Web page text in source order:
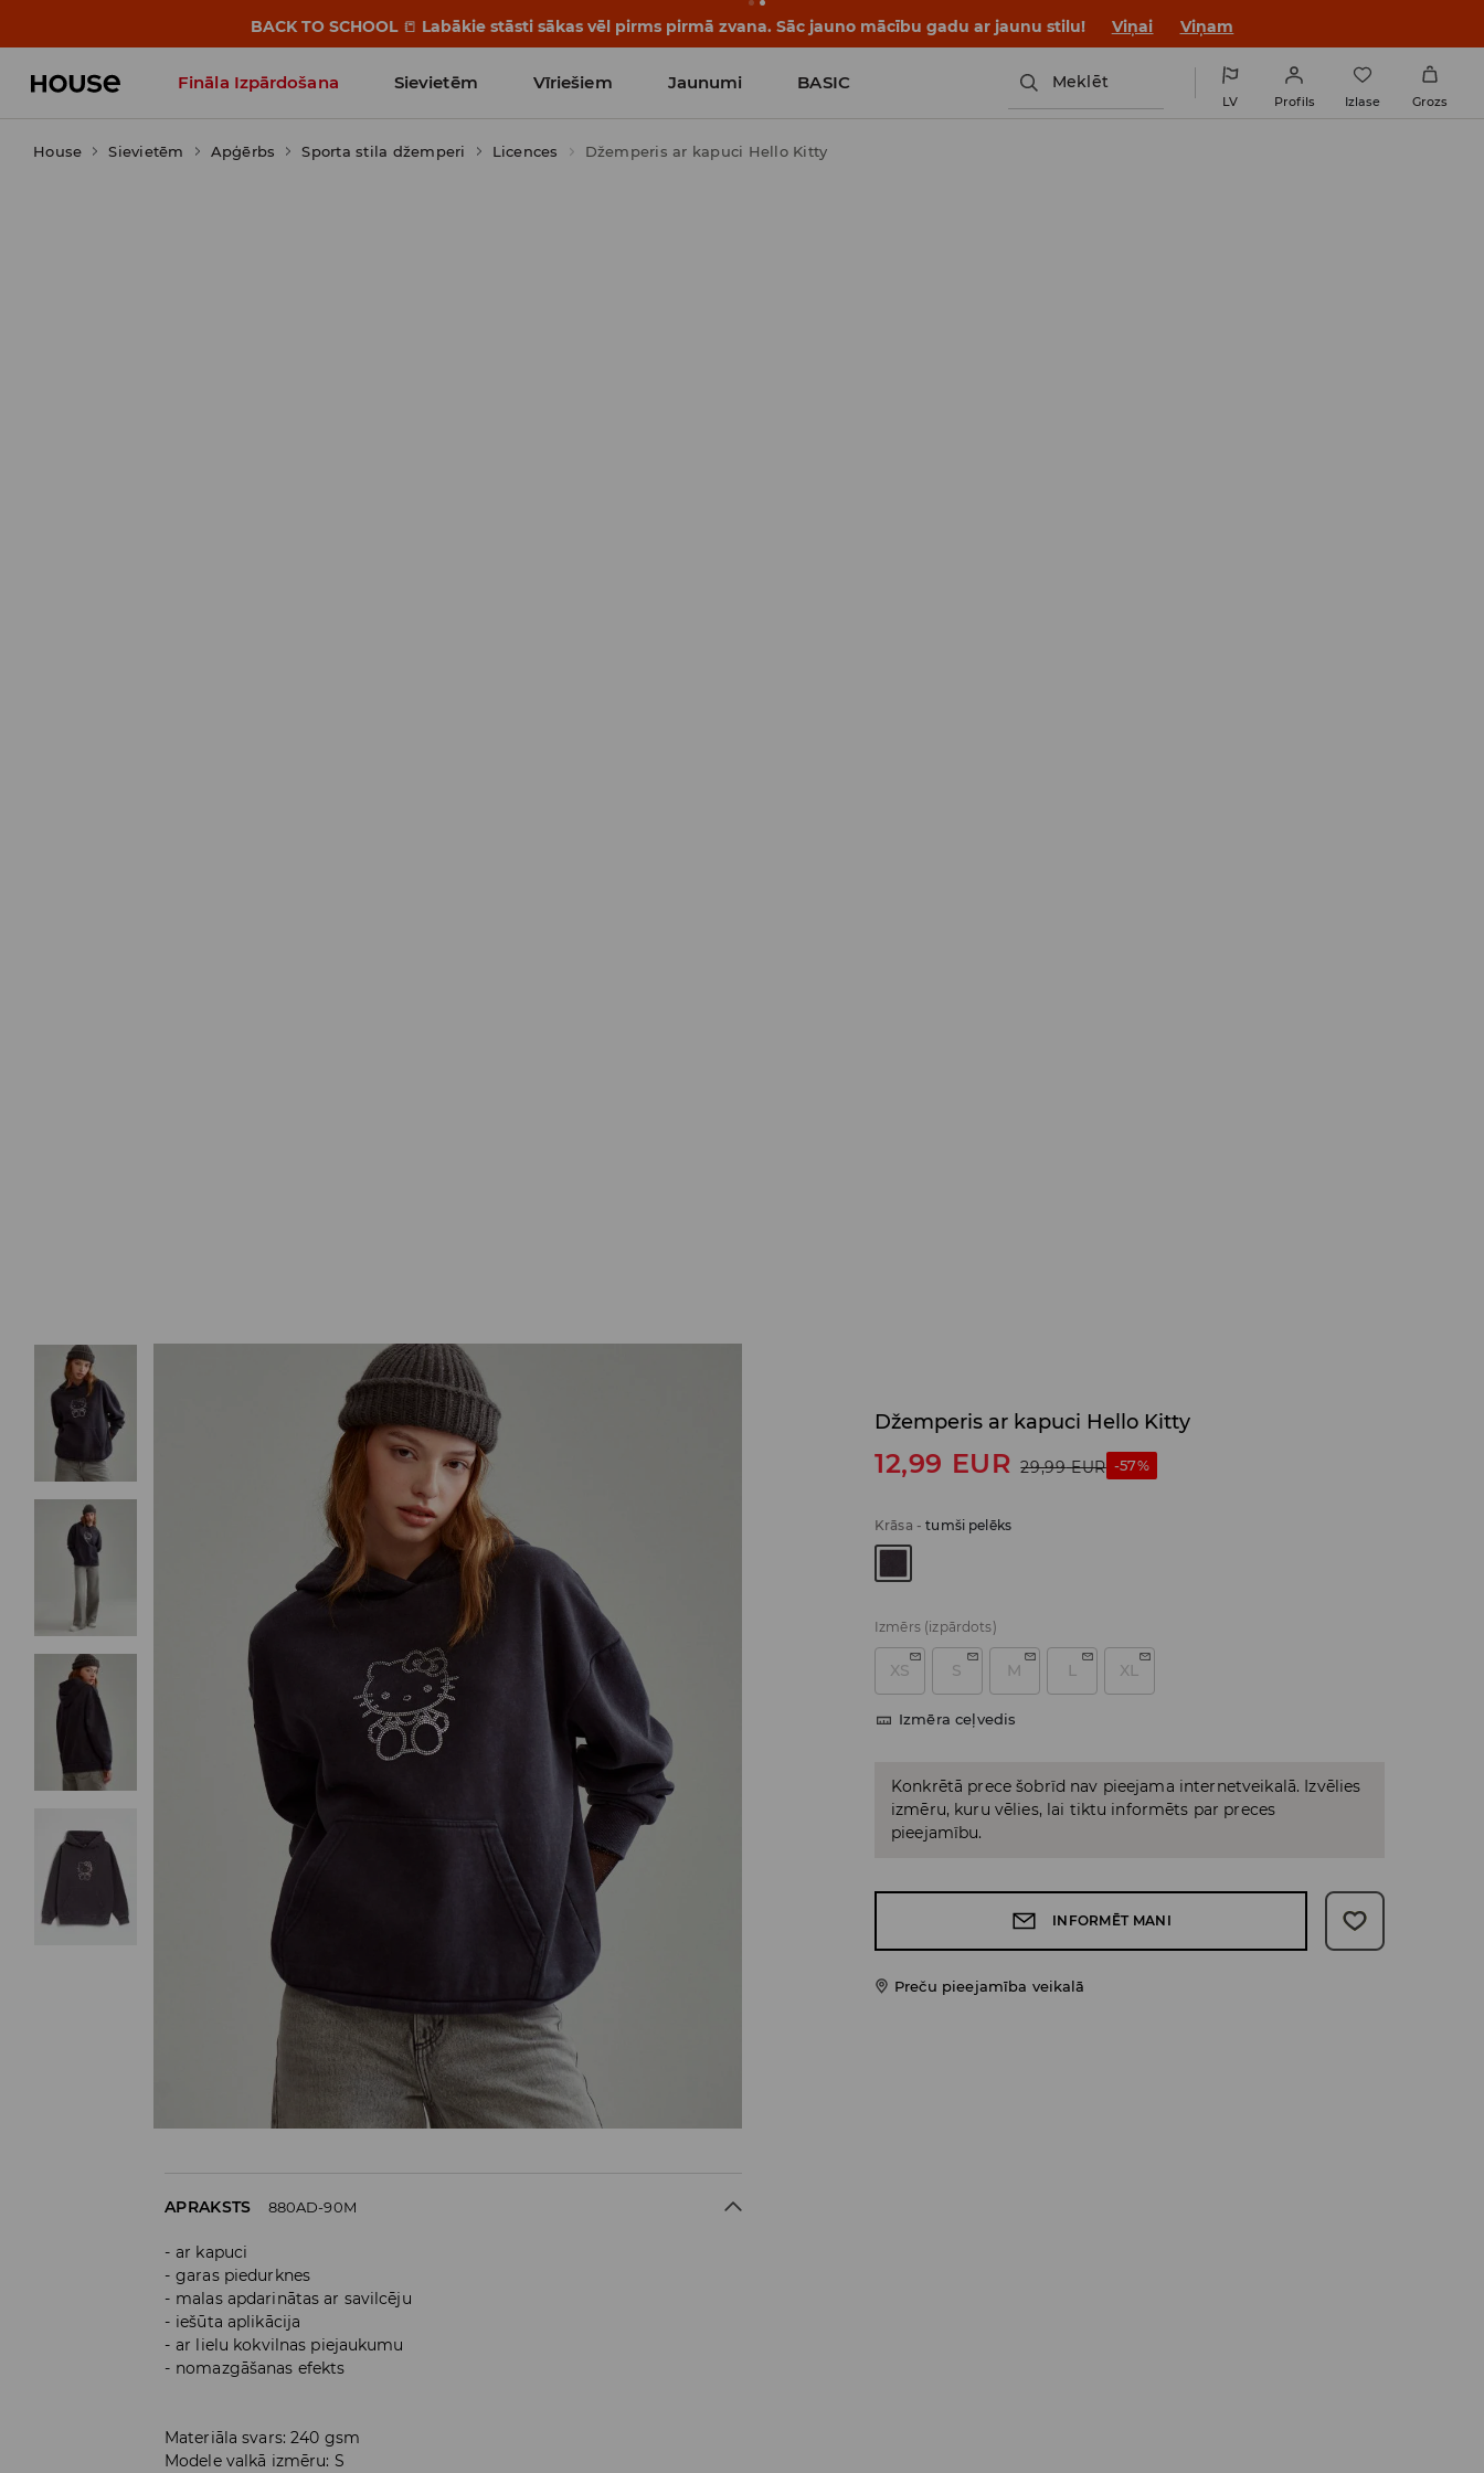
BACK TO SCHOOL 📒 Labākie stāsti sākas vēl pirms pirmā zvana. Sāc jauno mācību gadu ar jaunu stilu! Viņai Viņam
Fināla Izpārdošana Sievietēm Vīriešiem Jaunumi BASIC
Influencers' Faves
Meklēt
LV Profils Izlase Grozs
House Sievietēm Apģērbs Sporta stila džemperi Licences Džemperis ar kapuci Hello Kitty
Džemperis ar kapuci Hello Kitty
12,99 EUR 29,99 EUR -57%
Krāsa -tumši pelēks
Izmērs (izpārdots)
XS S M L XL
Izmēra ceļvedis
Konkrētā prece šobrīd nav pieejama internetveikalā. Izvēlies
izmēru, kuru vēlies, lai tiktu informēts par preces
pieejamību.
INFORMĒT MANI
Preču pieejamība veikalā
APRAKSTS 880AD-90M
ar kapuci
garas piedurknes
malas apdarinātas ar savilcēju
iešūta aplikācija
ar lielu kokvilnas piejaukumu
nomazgāšanas efekts
Materiāla svars: 240 gsm
Modele valkā izmēru: S